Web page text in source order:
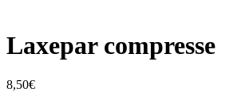
Laxepar compresse
8,50€